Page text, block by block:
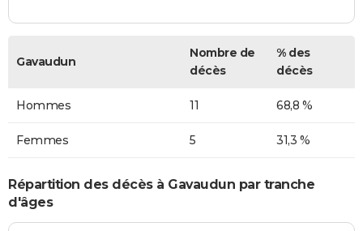
Gavaudun
Nombre de
décès
% des
décès
Hommes 11 68,8 %
Femmes 5 31,3 %
Répartition des décès à Gavaudun par tranche
d'âges